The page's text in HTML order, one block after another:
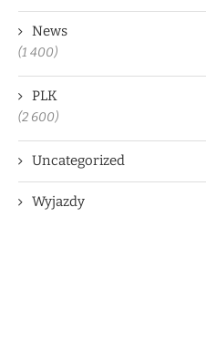
News
(1 400)
PLK
(2 600)
Uncategorized
Wyjazdy